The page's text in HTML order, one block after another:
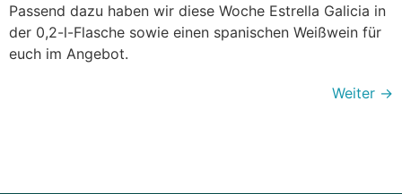
Passend dazu haben wir diese Woche Estrella Galicia in
der 0,2-l-Flasche sowie einen spanischen Weißwein für
euch im Angebot.
Weiter →